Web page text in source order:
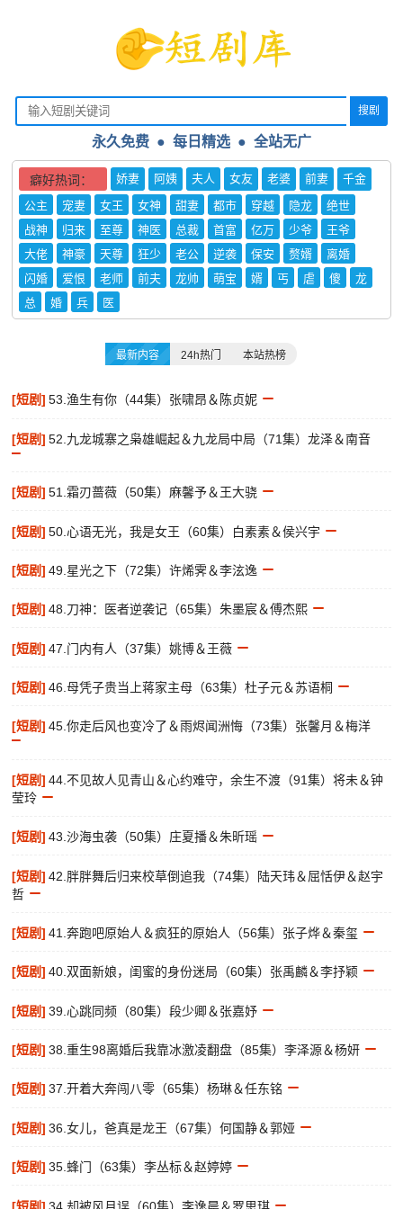
搜剧
永久免费 ● 每日精选● 全站无广
癖好热词： 娇妻 阿姨 夫人 女友 老婆 前妻
千金
公主
宠妻 女王 女神 甜妻 都市 穿越 隐龙
绝世
战神
归来 至尊 神医 总裁 首富 亿万 少爷
王爷
大佬
神豪 天尊 狂少 老公 逆袭 保安 赘婿
离婚
闪婚
爱恨 老师 前夫 龙帅 萌宝 婿 丐 虐 傻
龙
总
婚 兵 医
最新内容 24h热门 本站热榜
[短剧] 53.渔生有你（44集）张啸昂＆陈贞妮
[短剧] 52.九龙城寨之枭雄崛起＆九龙局中局（71集）龙泽＆南音
[短剧] 51.霜刃蔷薇（50集）麻馨予＆王大骁
[短剧] 50.心语无光，我是女王（60集）白素素＆侯兴宇
[短剧] 49.星光之下（72集）许烯霁＆李泫逸
[短剧] 48.刀神：医者逆袭记（65集）朱墨宸＆傅杰熙
[短剧] 47.门内有人（37集）姚博＆王薇
[短剧] 46.母凭子贵当上蒋家主母（63集）杜子元＆苏语桐
[短剧] 45.你走后风也变冷了＆雨烬闻洲悔（73集）张馨月＆梅洋
[短剧] 44.不见故人见青山＆心约难守，余生不渡（91集）将未＆钟
莹玲
[短剧] 43.沙海虫袭（50集）庄夏播＆朱昕瑶
[短剧] 42.胖胖舞后归来校草倒追我（74集）陆天玮＆屈恬伊＆赵宇
哲
[短剧] 41.奔跑吧原始人＆疯狂的原始人（56集）张子烨＆秦玺
[短剧] 40.双面新娘，闺蜜的身份迷局（60集）张禹麟＆李抒颖
[短剧] 39.心跳同频（80集）段少卿＆张嘉妤
[短剧] 38.重生98离婚后我靠冰激凌翻盘（85集）李泽源＆杨妍
[短剧] 37.开着大奔闯八零（65集）杨琳＆任东铭
[短剧] 36.女儿，爸真是龙王（67集）何国静＆郭娅
[短剧] 35.蜂门（63集）李丛标＆赵婷婷
[短剧] 34.却被风月误（60集）李逸晨＆罗思琪